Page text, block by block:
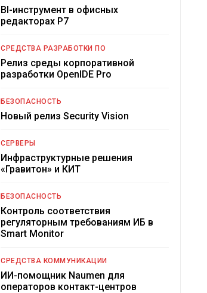
BI-инструмент в офисных
редакторах Р7
СРЕДСТВА РАЗРАБОТКИ ПО
Релиз среды корпоративной
разработки OpenIDE Pro
БЕЗОПАСНОСТЬ
Новый релиз Security Vision
СЕРВЕРЫ
Инфраструктурные решения
«Гравитон» и КИТ
БЕЗОПАСНОСТЬ
Контроль соответствия
регуляторным требованиям ИБ в
Smart Monitor
СРЕДСТВА КОММУНИКАЦИИ
ИИ-помощник Naumen для
операторов контакт-центров